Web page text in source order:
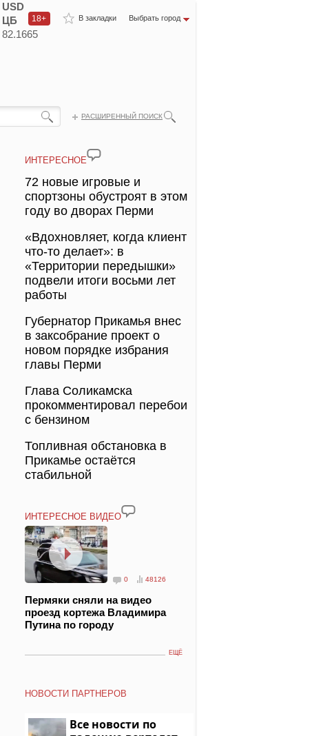
В закладки Выбрать город
18+
USD
ЦБ
82.1665
РАСШИРЕННЫЙ ПОИСК
ИНТЕРЕСНОЕ
72 новые игровые и
спортзоны обустроят в этом
году во дворах Перми
«Вдохновляет, когда клиент
что-то делает»: в
«Территории передышки»
подвели итоги восьми лет
работы
Губернатор Прикамья внес
в заксобрание проект о
новом порядке избрания
главы Перми
Глава Соликамска
прокомментировал перебои
с бензином
Топливная обстановка в
Прикамье остаётся
стабильной
ИНТЕРЕСНОЕ ВИДЕО
0 48126
Пермяки сняли на видео
проезд кортежа Владимира
Путина по городу
ЕЩЁ
НОВОСТИ ПАРТНЕРОВ
Все новости по